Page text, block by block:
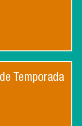
Temporada